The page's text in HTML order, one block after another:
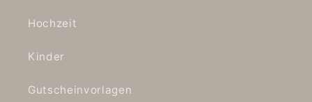
Hochzeit
Kinder
Gutscheinvorlagen